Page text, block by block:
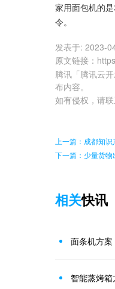
家用面包机的
令。
发表于: 2023-
原文链接 ：
腾讯「腾讯云
布内容。
如有侵权，请
上一篇：成都知
下一篇：少量货物
相关快讯
面条机方案
智能蒸烤箱